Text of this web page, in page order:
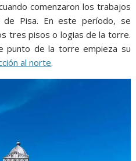
comenzaron los trabajos
Pisa. En este período, se
tres pisos o logias de la torre.
punto de la torre empieza su
al norte.